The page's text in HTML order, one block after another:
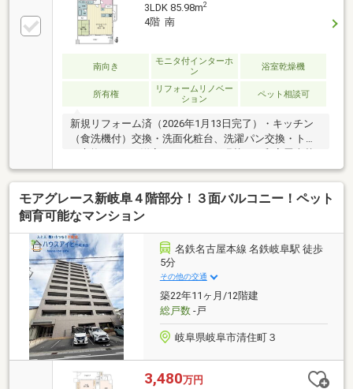
3LDK 85.98m2
4階 南
南向き
モニタ付インターホ
ン
浴室乾燥機
所有権
リフォームリノベー
ション
ペット相談可
新規リフォーム済（2026年1月13日完了）・キッチン
（食洗機付）交換・洗面化粧台、洗濯パン交換・トイ
え、全室壁天井クロス張替え・エアコン1台（和室）
門扉、アルコーブ（面積約9.22平米）のある玄関、玄
関先には物置があります。3LDK（洋室約6.6帖、約5.6
帖、和室6帖）、リビングダイニングキッチン約22.1帖
ペット飼育細則による制限あり）敷地内平面駐車場有
り（専用使用権）月額11000円、2026年2月14日現在
モアグレース新岐阜４階部分！３面バルコニー！ペット
飼育可能なマンション
名鉄名古屋本線 名鉄岐阜駅 徒歩
5分
その他の交通
築22年11ヶ月/12階建
総戸数-戸
岐阜県岐阜市清住町３
3,480万円